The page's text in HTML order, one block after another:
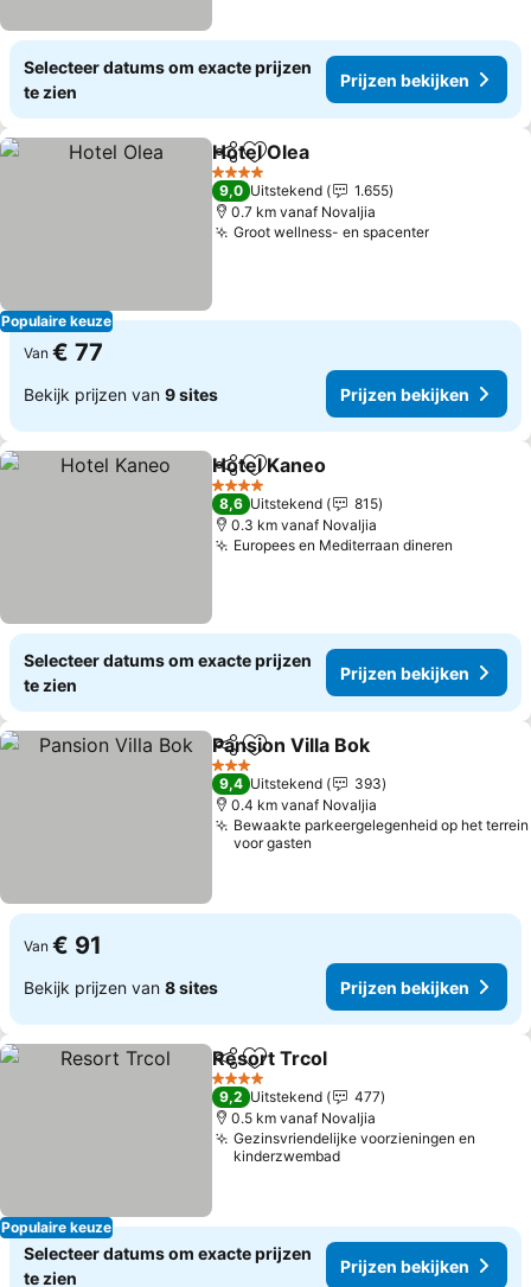
Selecteer datums om exacte prijzen
te zien
Prijzen bekijken
Populaire keuze
DelenToevoegen aan favorieten
Hotel Olea
4 Sterren
9,0 Uitstekend
1.655
0.7 km vanaf Novaljia
Groot wellness- en spacenter
Van € 77
Bekijk prijzen van 9 sites Prijzen bekijken
DelenToevoegen aan favorieten
Hotel Kaneo
4 Sterren
8,6 Uitstekend
815
0.3 km vanaf Novaljia
Europees en Mediterraan dineren
Selecteer datums om exacte prijzen
te zien
Prijzen bekijken
DelenToevoegen aan favorieten
Pansion Villa Bok
3 Sterren
9,4 Uitstekend
393
0.4 km vanaf Novaljia
Bewaakte parkeergelegenheid op het terrein
voor gasten
Van € 91
Bekijk prijzen van 8 sites Prijzen bekijken
Populaire keuze
DelenToevoegen aan favorieten
Resort Trcol
4 Sterren
9,2 Uitstekend
477
0.5 km vanaf Novaljia
Gezinsvriendelijke voorzieningen en
kinderzwembad
Selecteer datums om exacte prijzen
te zien
Prijzen bekijken